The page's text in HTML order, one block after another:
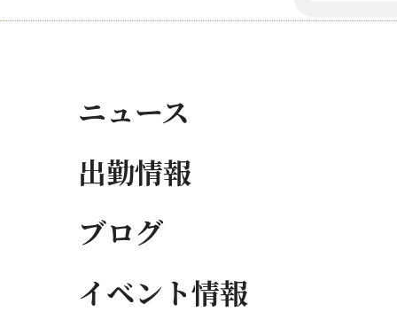
ニュース
出勤情報
ブログ
イベント情報